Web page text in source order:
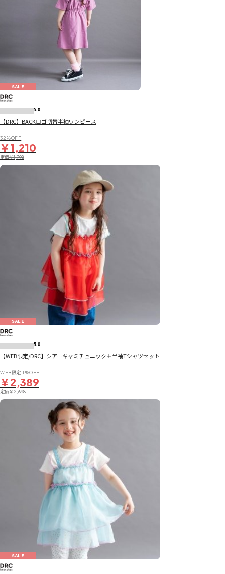
SALE
5.0
【DRC】BACKロゴ切替半袖ワンピース
32％OFF
￥1,210
定価￥1,798
SALE
5.0
【WEB限定/DRC】シアーキャミチュニック＋半袖Tシャツセット
WEB限定11％OFF
￥2,389
定価￥2,698
SALE